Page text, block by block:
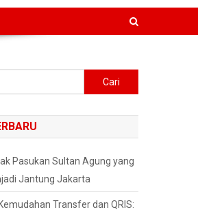
untuk:
Pasukan Sultan Agung yang
Jantung Jakarta
Transfer dan QRIS: